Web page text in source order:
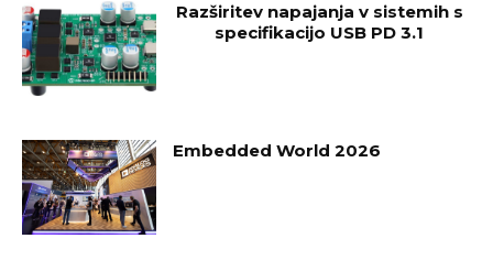
Razširitev napajanja v sistemih s
specifikacijo USB PD 3.1
Embedded World 2026